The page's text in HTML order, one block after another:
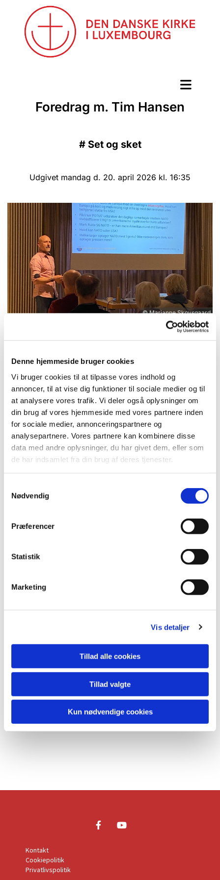
Denne hjemmeside bruger cookies
Vi bruger cookies til at tilpasse vores indhold og
annoncer, til at vise dig funktioner til sociale medier og til
at analysere vores trafik. Vi deler også oplysninger om
din brug af vores hjemmeside med vores partnere inden
for sociale medier, annonceringspartnere og
analysepartnere. Vores partnere kan kombinere disse
data med andre oplysninger, du har givet dem, eller som
de har indsamlet fra din brug af deres tjenester.
Nødvendig
Præferencer
Statistik
Marketing
Vis detaljer
Tillad alle cookies
Tillad valgte
Kun nødvendige cookies
Foredrag m. Tim Hansen
# Set og sket
Udgivet mandag d. 20. april 2026 kl. 16:35
© Marianne Skovsgaard
Onsdag den 15.april havde vi fornøjelsen af Tim
Hansen for sidste gang, inden han snart flytter
tilbage til Danmark. Foredraget var særdeles
aktuel og spændende - det gav os indblik i
NATO's arbejde i den nuværende verdenspolitiske
situation.
Tusind tak til Tim Hansen for at stille op og til alle
der var mødt op.
Du vil måske også kunne
Kontakt
Cookiepolitik
Privatlivspolitik